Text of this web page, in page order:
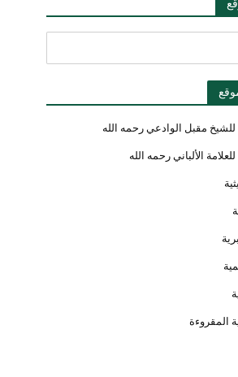
للشيخ مقبل الوادعي رحمه الله
الألباني رحمه الله
المقروءة